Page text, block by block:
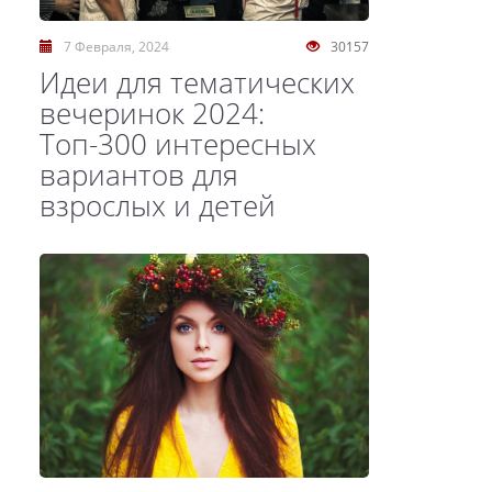
30157
7 Февраля, 2024
Идеи для тематических
вечеринок 2024:
Топ-300 интересных
вариантов для
взрослых и детей